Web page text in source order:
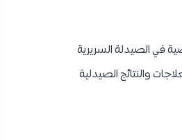
في الصيدلة السريرية
والنتائج الصيدلية